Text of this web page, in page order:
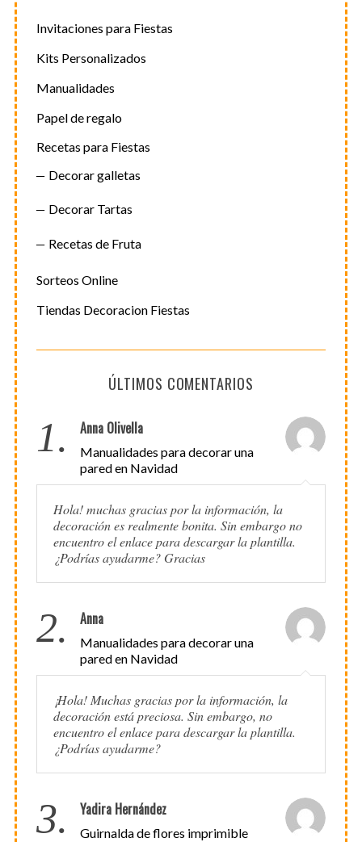
Invitaciones para Fiestas
Kits Personalizados
Manualidades
Papel de regalo
Recetas para Fiestas
Decorar galletas
Decorar Tartas
Recetas de Fruta
Sorteos Online
Tiendas Decoracion Fiestas
ÚLTIMOS COMENTARIOS
1. Anna Olivella
Manualidades para decorar una
pared en Navidad
Hola! muchas gracias por la información, la
decoración es realmente bonita. Sin embargo no
encuentro el enlace para descargar la plantilla.
¿Podrías ayudarme? Gracias
2. Anna
Manualidades para decorar una
pared en Navidad
¡Hola! Muchas gracias por la información, la
decoración está preciosa. Sin embargo, no
encuentro el enlace para descargar la plantilla.
¿Podrías ayudarme?
3. Yadira Hernández
Guirnalda de flores imprimible